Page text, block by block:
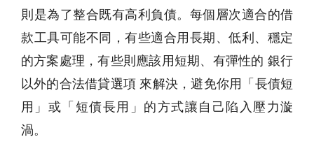
則是為了整合既有高利負債。每個層次適合的借
款工具可能不同，有些適合用長期、低利、穩定
的方案處理，有些則應該用短期、有彈性的 銀行
以外的合法借貸選項 來解決，避免你用「長債短
用」或「短債長用」的方式讓自己陷入壓力漩
渦。